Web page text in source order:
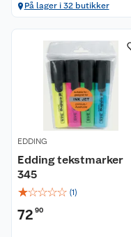
På lager i 32 butikker
EDDING
Edding tekstmarker
345
☆☆☆☆☆ (1)
72 90